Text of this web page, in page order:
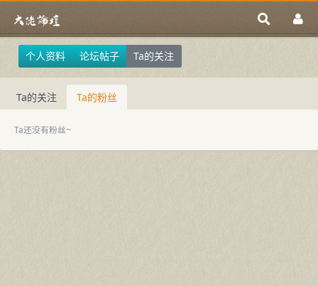
个人资料 论坛帖子 Ta的关注
Ta的关注 Ta的粉丝
Ta还没有粉丝~